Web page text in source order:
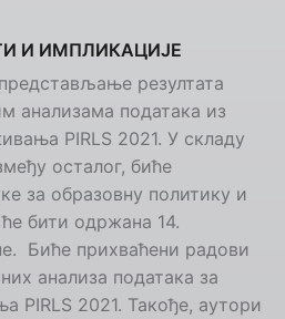
И ИМПЛИКАЦИЈЕ
резултата
анализама података из
PIRLS 2021. У складу
осталог, биће
за образовну политику и
бити одржана 14.
Биће прихваћени радови
анализа података за
PIRLS 2021. Такође, аутори